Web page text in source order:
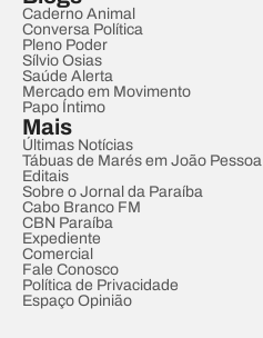
Caderno Animal
Conversa Política
Pleno Poder
Sílvio Osias
Saúde Alerta
Mercado em Movimento
Papo Íntimo
Mais
Últimas Notícias
Tábuas de Marés em João Pessoa
Editais
Sobre o Jornal da Paraíba
Cabo Branco FM
CBN Paraíba
Expediente
Comercial
Fale Conosco
Política de Privacidade
Espaço Opinião